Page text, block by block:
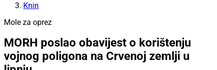
Knin
Mole za oprez
MORH poslao obavijest o korištenju
vojnog poligona na Crvenoj zemlji u